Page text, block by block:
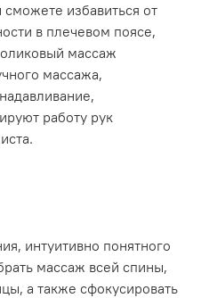
сможете избавиться от
в плечевом поясе,
массаж
массажа,
работу рук
интуитивно понятного
массаж всей спины,
а также сфокусировать